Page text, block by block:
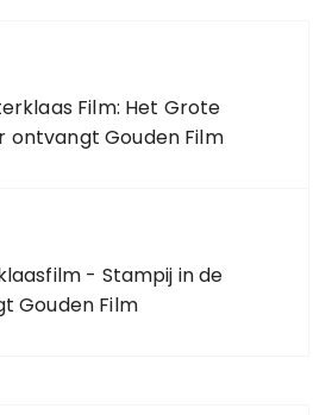
Film: Het Grote
ontvangt Gouden Film
- Stampij in de
Gouden Film